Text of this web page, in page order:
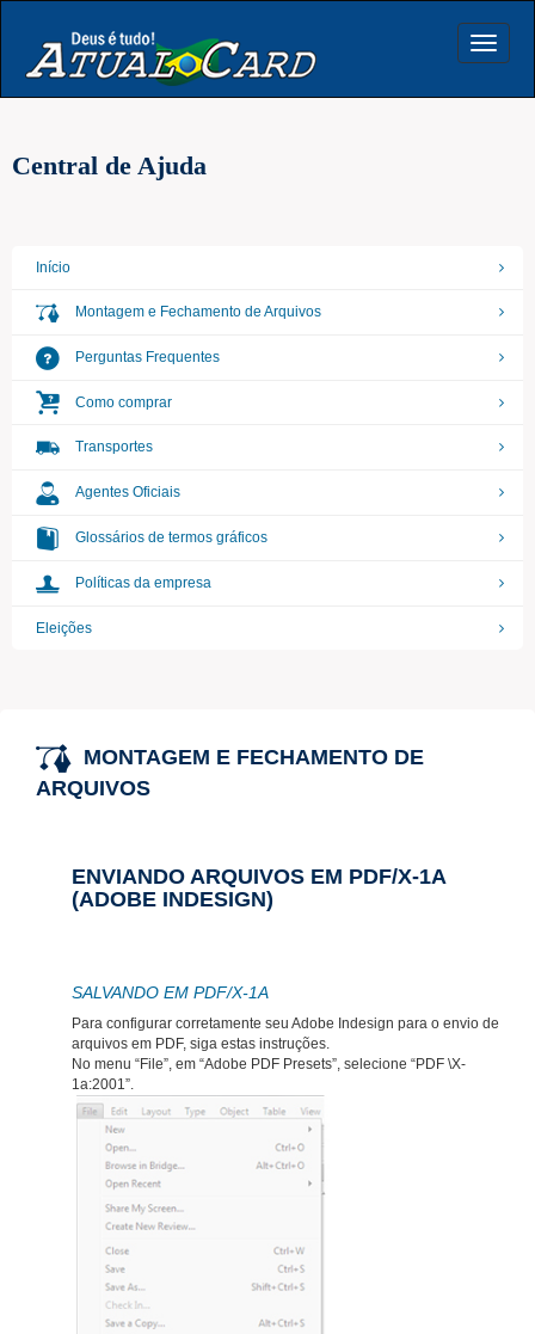
Toggle
Central de Ajuda
Início
Montagem e Fechamento de Arquivos
Perguntas Frequentes
Como comprar
Transportes
Agentes Oficiais
Glossários de termos gráficos
Políticas da empresa
Eleições
MONTAGEM E FECHAMENTO DE
ARQUIVOS
ENVIANDO ARQUIVOS EM PDF/X-1A
(ADOBE INDESIGN)
SALVANDO EM PDF/X-1A
Para configurar corretamente seu Adobe Indesign para o envio de
arquivos em PDF, siga estas instruções.
No menu “File”, em “Adobe PDF Presets”, selecione “PDF \X-
1a:2001”.